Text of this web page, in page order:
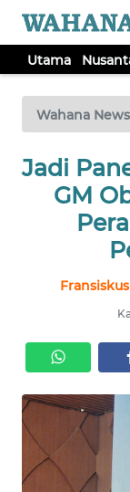
Utama
Wahana
Jadi
GM
TV
Tutup
UTAMA
NUSANTARA
SERBI
LABUAN
BAJO
OPINI